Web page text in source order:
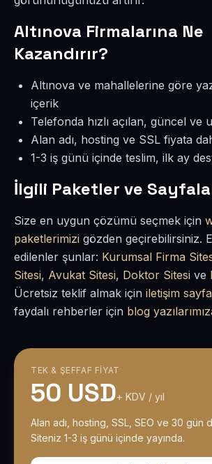
Altınova Firmalarına Ne
Kazandırır?
Altınova ve mahallelerine göre
içerik
Telefonda hızlı açılan, güncel ve
Alan adı, hosting ve SSL fiyata
1-3 iş günü içinde teslim, ilk ay
İlgili Paketler ve
Size en uygun çözümü seçmek için
paketlerimizi gözden geçirebilirsiniz.
edilenler şunlar: Kurumsal Firma
Sitesi, Avukat Sitesi, Doktor Sitesi ve
Ücretsiz teklif almak için iletişim
faydalı rehberler için blog
TEK & ŞEFFAF FIYAT
50 USD+ KDV / yıl
Alan adı, hosting, SSL, SEO ve 30 gün
Siteniz 1-3 iş günü içinde yayında.